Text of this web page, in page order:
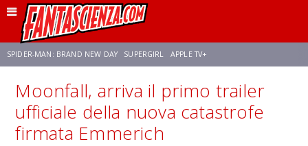
SPIDER-MAN: BRAND NEW DAY SUPERGIRL APPLE TV+
FRANCO RICCIARDIELLO ZENDAYA STAR TREK AVENGERS: DOOMSDAY
Moonfall, arriva il primo trailer
ufficiale della nuova catastrofe
firmata Emmerich